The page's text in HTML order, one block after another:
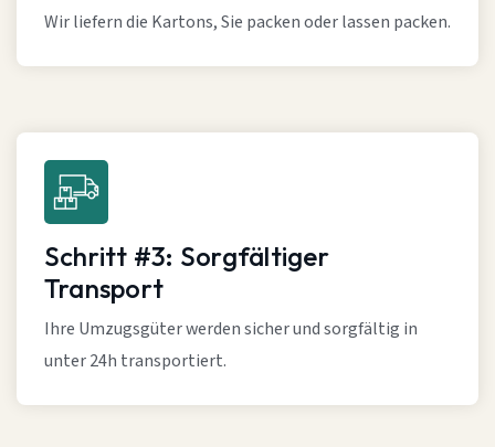
Wir liefern die Kartons, Sie packen oder lassen packen.
Schritt #3: Sorgfältiger
Transport
Ihre Umzugsgüter werden sicher und sorgfältig in
unter 24h transportiert.